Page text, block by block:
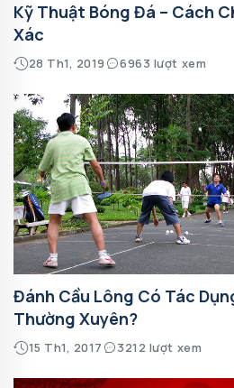
Kỹ Thuật Bóng Đá – Cách
Xác
28 Th1, 2019 6963 lượt xem
Đánh Cầu Lông Có Tác
Thường Xuyên?
15 Th1, 2017 3212 lượt xem